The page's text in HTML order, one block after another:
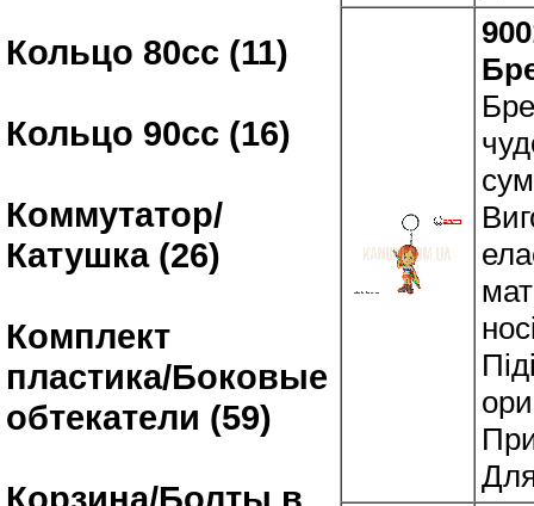
Кольцо 80сс (11)
Кольцо 90сс (16)
Коммутатор/
Катушка (26)
Комплект
пластика/Боковые
обтекатели (59)